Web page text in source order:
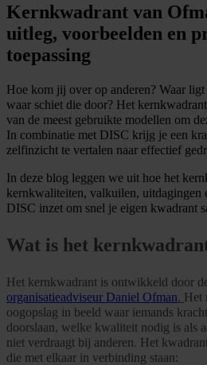
Kernkwadrant van
uitleg, voorbeelden en
toepassing
Hoe kom jij over op anderen? Waar
waar schiet die door? Het
van de meest gebruikte modellen om
In combinatie met DISC krijg je een
zelfinzicht te vertalen naar effectief
In deze blog leggen we uit hoe het
kernkwaliteiten, valkuilen, uitdagingen
DISC inzet om snel je eigen kwadrant
Wat is het
Het kernkwadrant is ontwikkeld door
organisatieadviseur Daniel Ofman. Het
oogopslag in beeld waar iemands
doorslaan, welke kwaliteit nodig is als
niet verdraagt bij anderen. Het
die met elkaar in verbinding staan: